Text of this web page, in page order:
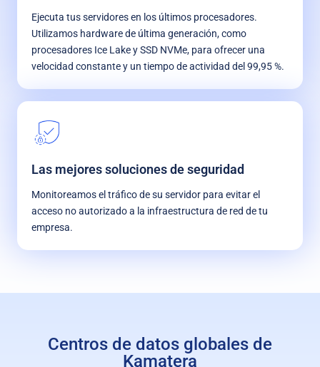
Ejecuta tus servidores en los últimos procesadores.
Utilizamos hardware de última generación, como
procesadores Ice Lake y SSD NVMe, para ofrecer una
velocidad constante y un tiempo de actividad del 99,95 %.
Las mejores soluciones de seguridad
Monitoreamos el tráfico de su servidor para evitar el
acceso no autorizado a la infraestructura de red de tu
empresa.
Centros de datos globales de
Kamatera